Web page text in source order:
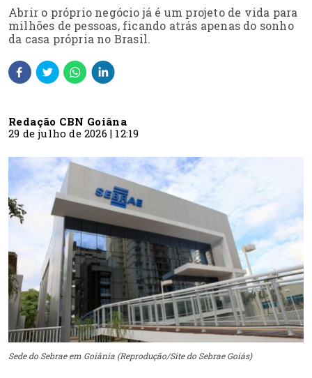
Abrir o próprio negócio já é um projeto de vida para
milhões de pessoas, ficando atrás apenas do sonho
da casa própria no Brasil.
Redação CBN Goiâna
29 de julho de 2026 | 12:19
Sede do Sebrae em Goiânia (Reprodução/Site do Sebrae Goiás)